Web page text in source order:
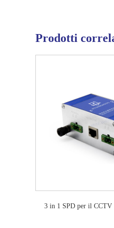
Prodotti
3 in 1 SPD per il CCTV